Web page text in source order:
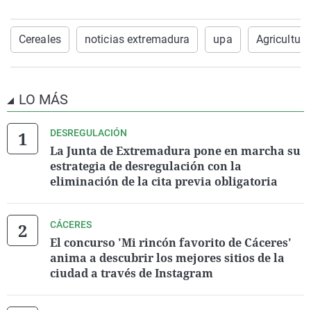
Cereales noticias extremadura upa Agricultura
LO MÁS
DESREGULACIÓN
La Junta de Extremadura pone en marcha su
estrategia de desregulación con la
eliminación de la cita previa obligatoria
CÁCERES
El concurso 'Mi rincón favorito de Cáceres'
anima a descubrir los mejores sitios de la
ciudad a través de Instagram